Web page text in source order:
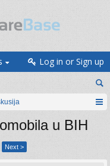
Log in or Sign up
u BIH
Next >